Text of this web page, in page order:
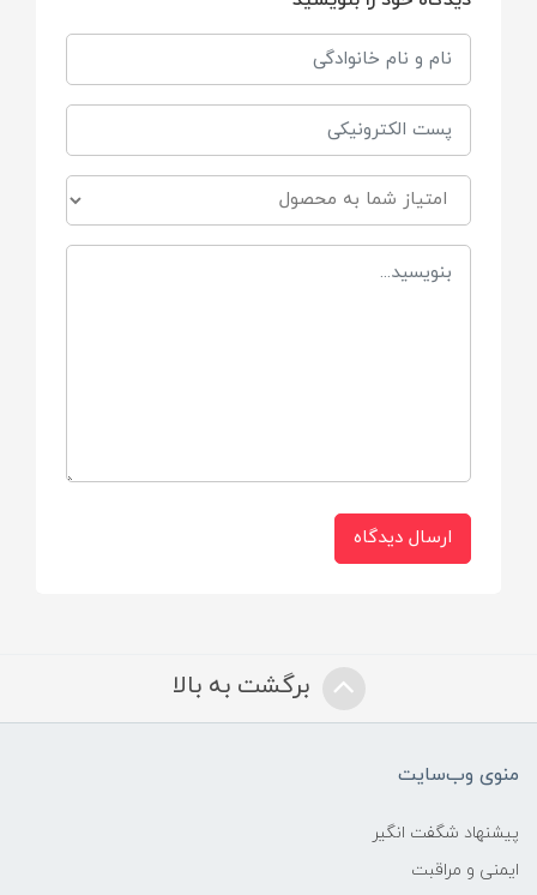
خشک کن
ابعاد
۳۷*۳۸*۵۵
ظرفیت
3 کیلوگرم
گارانتی
خدمات پس از فروش
ارسال دیدگاه
برگشت به بالا
منوی وب‌سایت
پیشنهاد شگفت انگیر
ایمنی و مراقبت